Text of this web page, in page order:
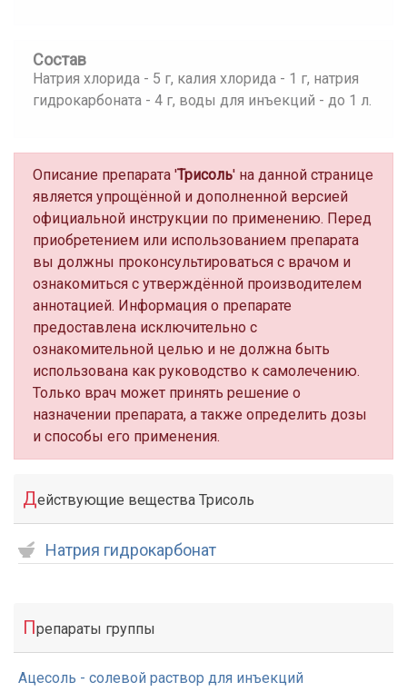
Состав
Натрия хлорида - 5 г, калия хлорида - 1 г, натрия
гидрокарбоната - 4 г, воды для инъекций - до 1 л.
Описание препарата 'Трисоль' на данной странице
является упрощённой и дополненной версией
официальной инструкции по применению. Перед
приобретением или использованием препарата
вы должны проконсультироваться с врачом и
ознакомиться с утверждённой производителем
аннотацией. Информация о препарате
предоставлена исключительно с
ознакомительной целью и не должна быть
использована как руководство к самолечению.
Только врач может принять решение о
назначении препарата, а также определить дозы
и способы его применения.
Действующие вещества Трисоль
Натрия гидрокарбонат
Препараты группы
Ацесоль - солевой раствор для инъекций